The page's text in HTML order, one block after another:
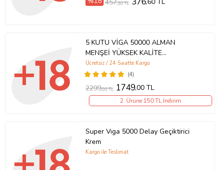
457,30 TL
5 KUTU VİGA 50000 ALMAN
MENŞEİ YÜKSEK KALİTE
GECİKTİRİCİ KREM- PREMİUM
QUALTY HEDİYELİ ÜRÜN %100
ORJİNAL
(4)
Ücretsiz / 24 Saatte Kargo
2299,00 TL 1749,00 TL
2. Ürüne 150 TL İndirim
Super Vıga 5000 Delay Geçiktirici
Krem
Kargo ile Teslimat